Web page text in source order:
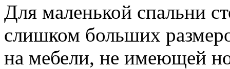
Для маленькой спальни
слишком больших
на мебели, не имеющей